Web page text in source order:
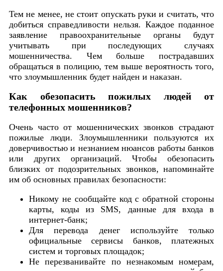
Тем не менее, не стоит опускать руки и считать, что
добиться справедливости нельзя. Каждое поданное
заявление правоохранительные органы будут
учитывать при последующих случаях
мошенничества. Чем больше пострадавших
обращаться в полицию, тем выше вероятность того,
что злоумышленник будет найден и наказан.
Как обезопасить пожилых людей от
телефонных мошенников?
Очень часто от мошеннических звонков страдают
пожилые люди. Злоумышленники пользуются их
доверчивостью и незнанием нюансов работы банков
или других организаций. Чтобы обезопасить
близких от подозрительных звонков, напоминайте
им об основных правилах безопасности:
Никому не сообщайте код с обратной стороны
карты, коды из SMS, данные для входа в
интернет-банк;
Для перевода денег используйте только
официальные сервисы банков, платежных
систем и торговых площадок;
Не перезванивайте по незнакомым номерам,